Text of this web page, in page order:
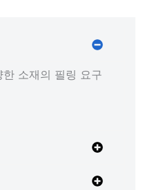
소재의 필링 요구